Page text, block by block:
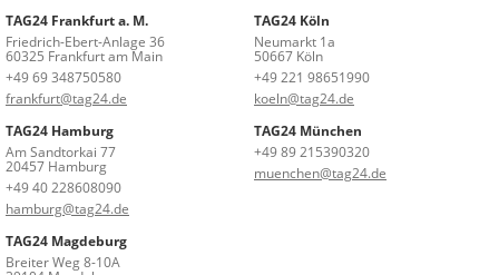
TAG24 Frankfurt a. M.
Friedrich-Ebert-Anlage 36
60325 Frankfurt am Main
+49 69 348750580
frankfurt@tag24.de
TAG24 Köln
Neumarkt 1a
50667 Köln
+49 221 98651990
koeln@tag24.de
TAG24 Hamburg
Am Sandtorkai 77
20457 Hamburg
+49 40 228608090
hamburg@tag24.de
TAG24 München
+49 89 215390320
muenchen@tag24.de
TAG24 Magdeburg
Breiter Weg 8-10A